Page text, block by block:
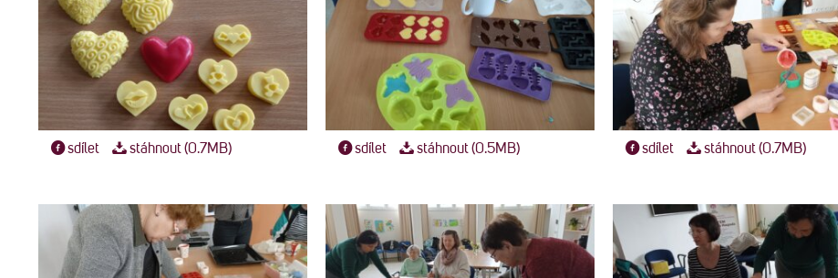
sdílet stáhnout (0.7MB) sdílet stáhnout (0.5MB) sdílet stáhnout (0.7MB)